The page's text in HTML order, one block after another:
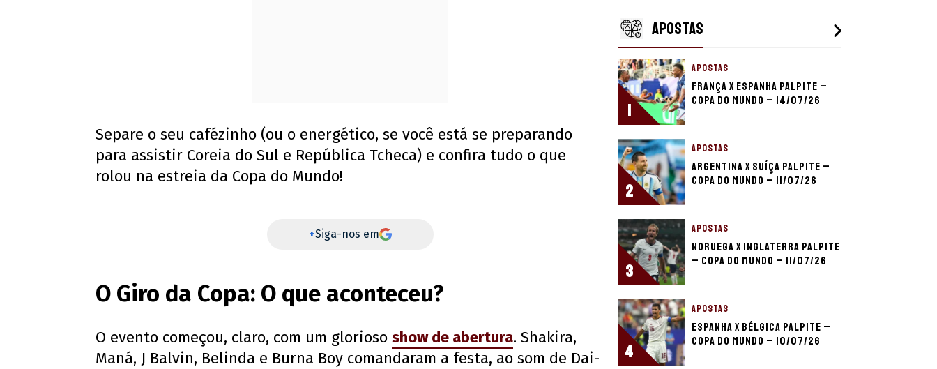
Separe o seu cafézinho (ou o energético, se você está se preparando
para assistir Coreia do Sul e República Tcheca) e confira tudo o que
rolou na estreia da Copa do Mundo!
+Siga-nos em
O Giro da Copa: O que aconteceu?
O evento começou, claro, com um glorioso show de abertura. Shakira,
Maná, J Balvin, Belinda e Burna Boy comandaram a festa, ao som de Dai-
APOSTAS
1
APOSTAS
França x Espanha palpite –
Copa do Mundo – 14/07/26
2
APOSTAS
Argentina x Suíça palpite –
Copa do Mundo – 11/07/26
3
APOSTAS
Noruega x Inglaterra palpite
– Copa do Mundo – 11/07/26
4
APOSTAS
Espanha x Bélgica palpite –
Copa do Mundo – 10/07/26